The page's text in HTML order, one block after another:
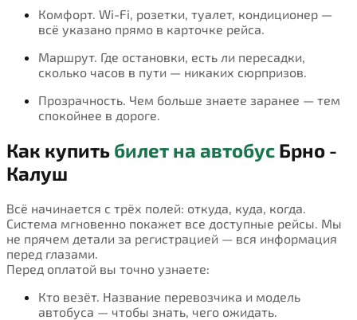
Комфорт. Wi-Fi, розетки, туалет, кондиционер —
всё указано прямо в карточке рейса.
Маршрут. Где остановки, есть ли пересадки,
сколько часов в пути — никаких сюрпризов.
Прозрачность. Чем больше знаете заранее — тем
спокойнее в дороге.
Как купить билет на автобус Брно -
Калуш
Всё начинается с трёх полей: откуда, куда, когда.
Система мгновенно покажет все доступные рейсы. Мы
не прячем детали за регистрацией — вся информация
перед глазами.
Перед оплатой вы точно узнаете:
Кто везёт. Название перевозчика и модель
автобуса — чтобы знать, чего ожидать.